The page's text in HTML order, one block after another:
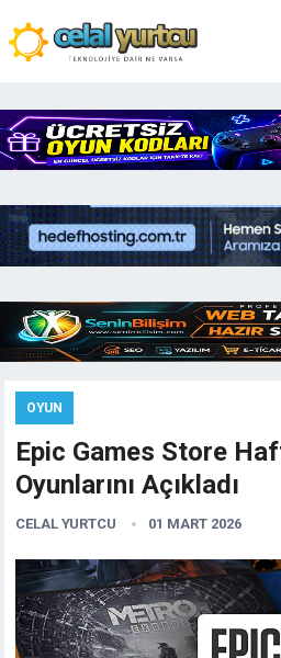
OYUN
Epic Games Store
Oyunlarını Açıkladı
CELAL YURTCU 01 MART 2026